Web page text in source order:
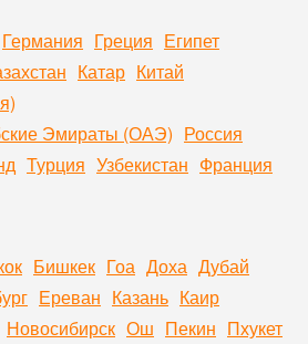
Германия Греция Египет
Катар Китай
Эмираты (ОАЭ) Россия
Турция Узбекистан Франция
Бишкек Гоа Доха Дубай
Ереван Казань Каир
Новосибирск Ош Пекин Пхукет